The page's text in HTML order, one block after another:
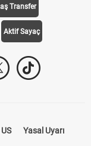
Transfer
Aktif Sayaç
Yasal Uyarı